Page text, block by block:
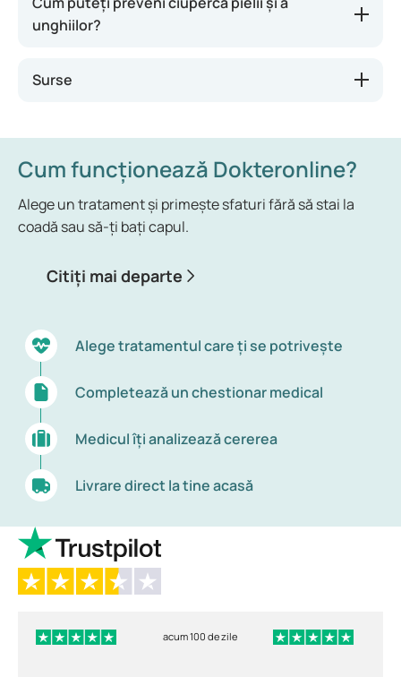
unghiilor?
Surse
Cum funcționează Dokteronline?
Alege un tratament și primește sfaturi fără să stai la
coadă sau să-ți bați capul.
Citiți mai departe
Alege tratamentul care ți se potrivește
Completează un chestionar medical
Medicul îți analizează cererea
Livrare direct la tine acasă
acum 100 de zile